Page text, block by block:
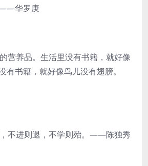
——华罗庚
营养品。生活里没有书籍，就好像
有书籍，就好像鸟儿没有翅膀。
不进则退，不学则殆。——陈独秀